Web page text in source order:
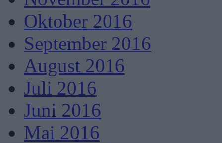
Oktober 2016
September 2016
August 2016
Juli 2016
Juni 2016
Mai 2016